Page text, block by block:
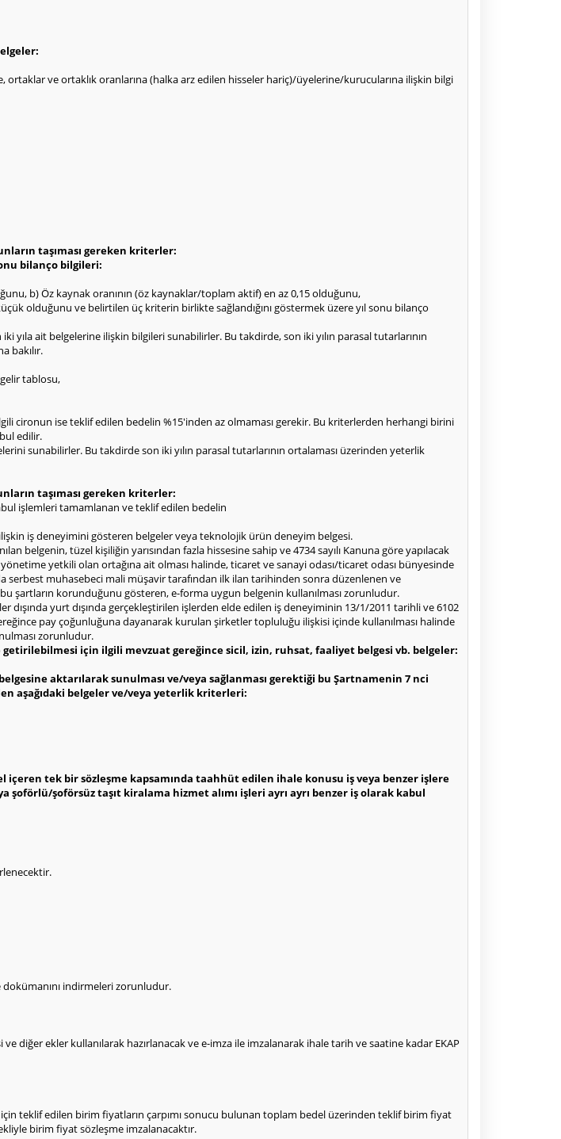
ve ortaklık oranlarına (halka arz edilen hisseler hariç)/üyelerine/kurucularına ilişkin bilgi
taşıması gereken kriterler:
bilanço bilgileri:
b) Öz kaynak oranının (öz kaynaklar/toplam aktif) en az 0,15 olduğunu,
olduğunu ve belirtilen üç kriterin birlikte sağlandığını göstermek üzere yıl sonu bilanço
yıla ait belgelerine ilişkin bilgileri sunabilirler. Bu takdirde, son iki yılın parasal tutarlarının
bakılır.
tablosu,
cironun ise teklif edilen bedelin %15'inden az olmaması gerekir. Bu kriterlerden herhangi birini
edilir.
sunabilirler. Bu takdirde son iki yılın parasal tutarlarının ortalaması üzerinden yeterlik
taşıması gereken kriterler:
işlemleri tamamlanan ve teklif edilen bedelin
iş deneyimini gösteren belgeler veya teknolojik ürün deneyim belgesi.
belgenin, tüzel kişiliğin yarısından fazla hissesine sahip ve 4734 sayılı Kanuna göre yapılacak
yetkili olan ortağına ait olması halinde, ticaret ve sanayi odası/ticaret odası bünyesinde
muhasebeci mali müşavir tarafından ilk ilan tarihinden sonra düzenlenen ve
şartların korunduğunu gösteren, e-forma uygun belgenin kullanılması zorunludur.
dışında yurt dışında gerçekleştirilen işlerden elde edilen iş deneyiminin 13/1/2011 tarihli ve 6102
pay çoğunluğuna dayanarak kurulan şirketler topluluğu ilişkisi içinde kullanılması halinde
zorunludur.
için ilgili mevzuat gereğince sicil, izin, ruhsat, faaliyet belgesi vb. belgeler:
aktarılarak sunulması ve/veya sağlanması gerektiği bu Şartnamenin 7 nci
aşağıdaki belgeler ve/veya yeterlik kriterleri:
içeren tek bir sözleşme kapsamında taahhüt edilen ihale konusu iş veya benzer işlere
şoförlü/şoförsüz taşıt kiralama hizmet alımı işleri ayrı ayrı benzer iş olarak kabul
dokümanını indirmeleri zorunludur.
diğer ekler kullanılarak hazırlanacak ve e-imza ile imzalanarak ihale tarih ve saatine kadar EKAP
teklif edilen birim fiyatların çarpımı sonucu bulunan toplam bedel üzerinden teklif birim fiyat
birim fiyat sözleşme imzalanacaktır.